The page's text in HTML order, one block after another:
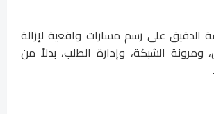
الدقيق على رسم مسارات واقعية لإزالة
ومرونة الشبكة، وإدارة الطلب، بدلاً من